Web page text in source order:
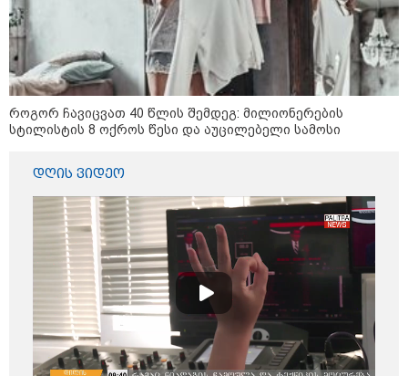
შემოგარენში, სადაც შესაძლოა,
მიწები გაძვირდეს
როგორ ჩავიცვათ 40 წლის შემდეგ: მილიონერების
სტილისტის 8 ოქროს წესი და აუცილებელი სამოსი
დღის ვიდეო